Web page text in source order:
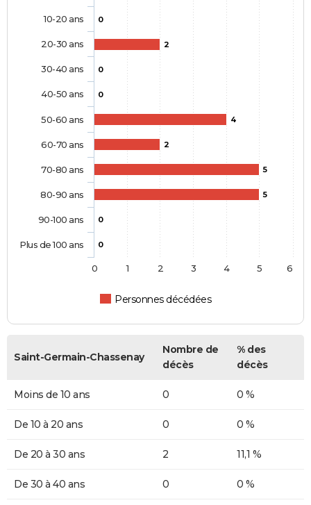
0
2
0
0
4
2
5
5
0
0
Personnes décédées
10-20 ans
20-30 ans
30-40 ans
40-50 ans
50-60 ans
60-70 ans
70-80 ans
80-90 ans
90-100 ans
Plus de 100 ans
0 1 2 3 4 5 6
Saint-Germain-Chassenay
Nombre de
décès
% des
décès
Moins de 10 ans 0 0 %
De 10 à 20 ans 0 0 %
De 20 à 30 ans 2 11,1 %
De 30 à 40 ans 0 0 %